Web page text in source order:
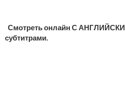
Смотреть онлайн С
субтитрами.